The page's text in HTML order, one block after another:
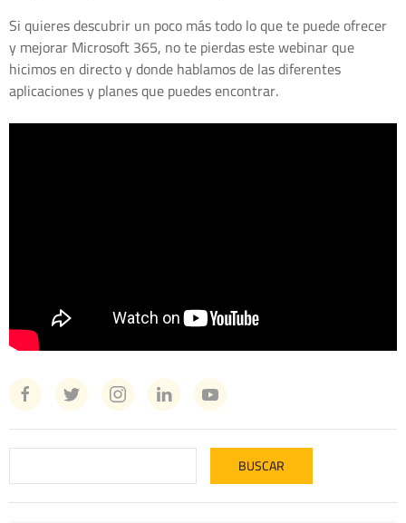
Si quieres descubrir un poco más todo lo que te puede ofrecer
y mejorar Microsoft 365, no te pierdas este webinar que
hicimos en directo y donde hablamos de las diferentes
aplicaciones y planes que puedes encontrar.